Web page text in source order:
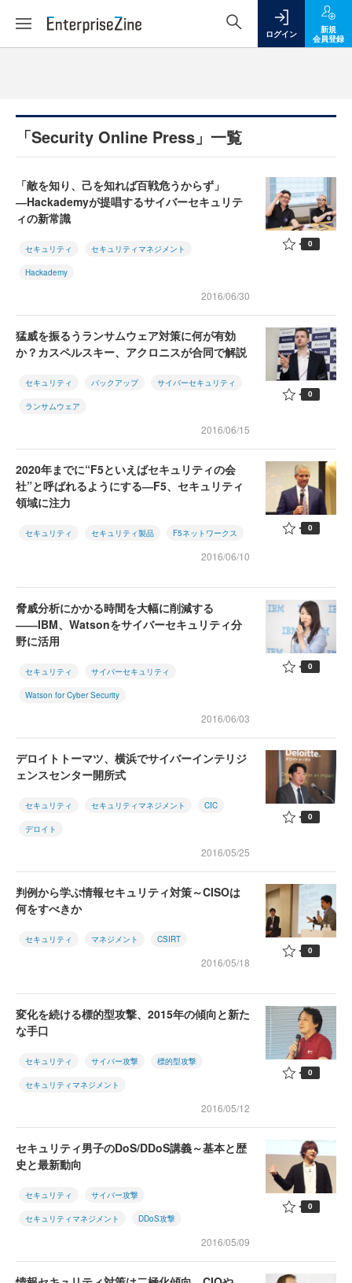
ログイン
新規
会員登録
「Security Online Press」一覧
「敵を知り、己を知れば百戦危うからず」
―Hackademyが提唱するサイバーセキュリテ
ィの新常識
セキュリティ セキュリティマネジメント
Hackademy
2016/06/30
0
猛威を振るうランサムウェア対策に何が有効
か？カスペルスキー、アクロニスが合同で解説
セキュリティ バックアップ サイバーセキュリティ
ランサムウェア
2016/06/15
0
2020年までに“F5といえばセキュリティの会
社”と呼ばれるようにする―F5、セキュリティ
領域に注力
セキュリティ セキュリティ製品 F5ネットワークス
2016/06/10
0
脅威分析にかかる時間を大幅に削減する
――IBM、Watsonをサイバーセキュリティ分
野に活用
セキュリティ サイバーセキュリティ
Watson for Cyber Security
2016/06/03
0
デロイトトーマツ、横浜でサイバーインテリジ
ェンスセンター開所式
セキュリティ セキュリティマネジメント CIC
デロイト
2016/05/25
0
判例から学ぶ情報セキュリティ対策～CISOは
何をすべきか
セキュリティ マネジメント CSIRT
2016/05/18
0
変化を続ける標的型攻撃、2015年の傾向と新た
な手口
セキュリティ サイバー攻撃 標的型攻撃
セキュリティマネジメント
2016/05/12
0
セキュリティ男子のDoS/DDoS講義～基本と歴
史と最新動向
セキュリティ サイバー攻撃
セキュリティマネジメント DDoS攻撃
2016/05/09
0